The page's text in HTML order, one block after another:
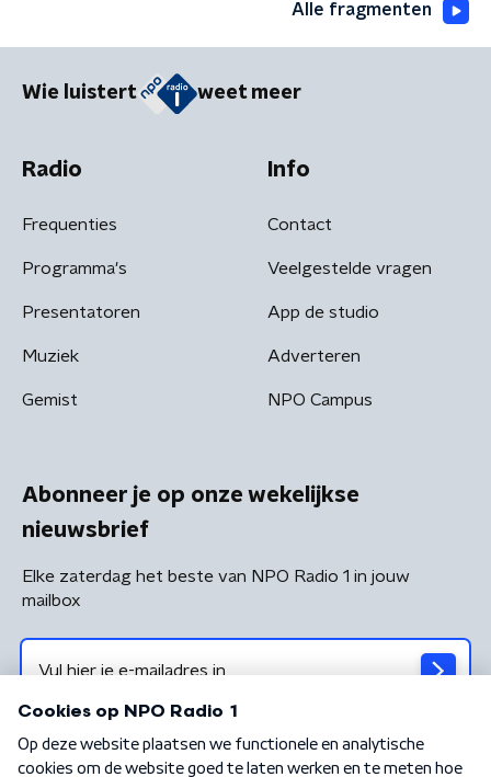
Alle fragmenten
Wie luistert weet meer
Radio
Frequenties
Programma's
Presentatoren
Muziek
Gemist
Info
Contact
Veelgestelde vragen
App de studio
Adverteren
NPO Campus
Abonneer je op onze wekelijkse
nieuwsbrief
Elke zaterdag het beste van NPO Radio 1 in jouw
mailbox